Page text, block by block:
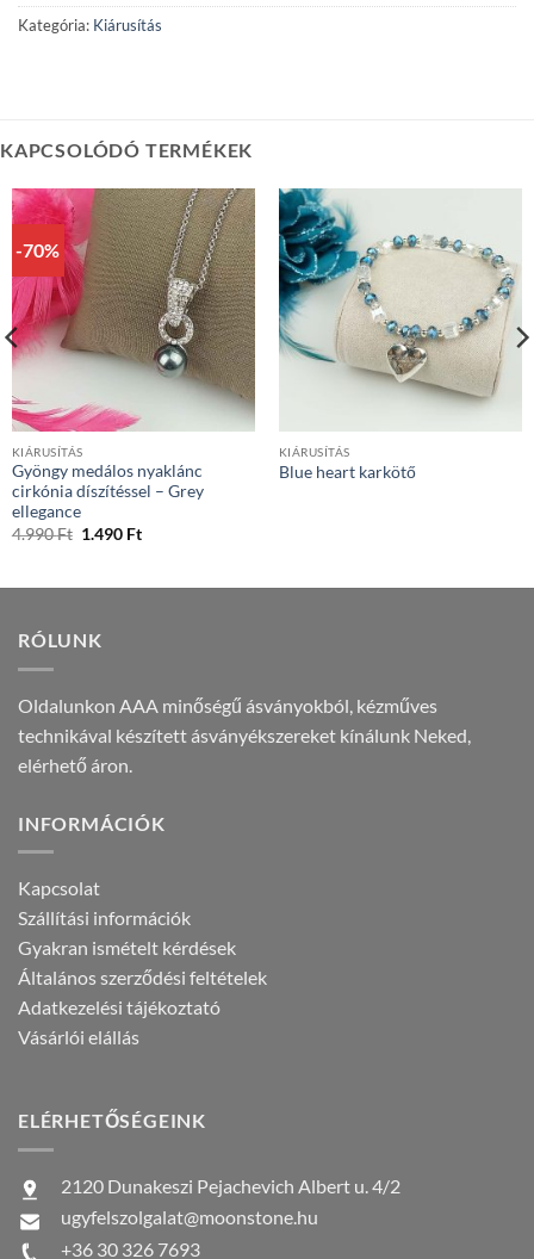
Kategória: Kiárusítás
KAPCSOLÓDÓ TERMÉKEK
-70%
KIÁRUSÍTÁS
Gyöngy medálos nyaklánc
cirkónia díszítéssel – Grey
ellegance
4.990Ft Original
1.490 FtCurrent
KIÁRUSÍTÁS
Blue heart karkötő
RÓLUNK
Oldalunkon AAA minőségű ásványokból, kézműves
technikával készített ásványékszereket kínálunk Neked,
elérhető áron.
INFORMÁCIÓK
Kapcsolat
Szállítási információk
Gyakran ismételt kérdések
Általános szerződési feltételek
Adatkezelési tájékoztató
Vásárlói elállás
ELÉRHETŐSÉGEINK
2120 Dunakeszi Pejachevich Albert u. 4/2
ugyfelszolgalat@moonstone.hu
+36 30 326 7693